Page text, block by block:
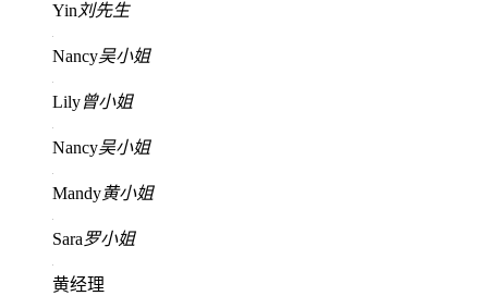
Yin 刘先生
Nancy吴小姐
Lily曾小姐
Nancy吴小姐
Mandy黄小姐
Sara罗小姐
黄经理